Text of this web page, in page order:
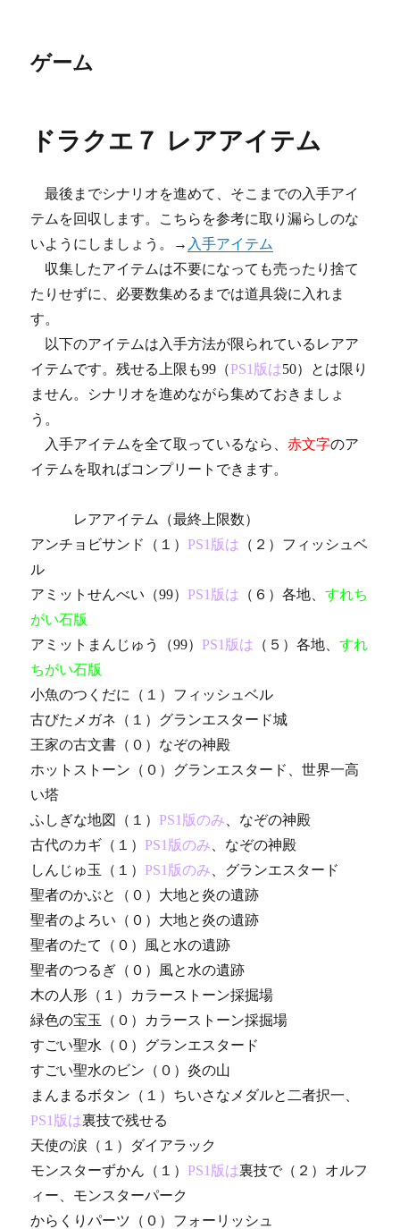
ゲーム
ドラクエ７ レアアイテム
最後までシナリオを進めて、そこまでの入手アイ
テムを回収します。こちらを参考に取り漏らしのな
いようにしましょう。→ 入手アイテム
収集したアイテムは不要になっても売ったり捨て
たりせずに、必要数集めるまでは道具袋に入れま
す。
以下のアイテムは入手方法が限られているレアア
イテムです。残せる上限も99（PS1版は50）とは限り
ません。シナリオを進めながら集めておきましょ
う。
入手アイテムを全て取っているなら、赤文字のア
イテムを取ればコンプリートできます。
レアアイテム（最終上限数）
アンチョビサンド（１）PS1版は （２）フィッシュベ
ル
アミットせんべい（99）PS1版は （６）各地、すれち
がい石版
アミットまんじゅう（99）PS1版は （５）各地、すれ
ちがい石版
小魚のつくだに（１）フィッシュベル
古びたメガネ（１）グランエスタード城
王家の古文書（０）なぞの神殿
ホットストーン（０）グランエスタード、世界一高
い塔
ふしぎな地図（１）PS1版のみ 、なぞの神殿
古代のカギ（１）PS1版のみ 、なぞの神殿
しんじゅ玉（１）PS1版のみ 、グランエスタード
聖者のかぶと（０）大地と炎の遺跡
聖者のよろい（０）大地と炎の遺跡
聖者のたて（０）風と水の遺跡
聖者のつるぎ（０）風と水の遺跡
木の人形（１）カラーストーン採掘場
緑色の宝玉（０）カラーストーン採掘場
すごい聖水（０）グランエスタード
すごい聖水のビン（０）炎の山
まんまるボタン（１）ちいさなメダルと二者択一、
PS1版は裏技で残せる
天使の涙（１）ダイアラック
モンスターずかん（１）PS1版は裏技で（２）オルフ
ィー、モンスターパーク
からくりパーツ（０）フォーリッシュ